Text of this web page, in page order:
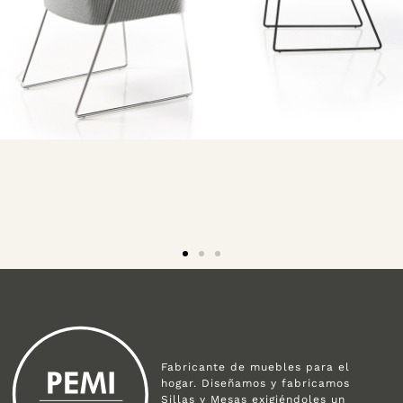
Fabricante de muebles para el
hogar. Diseñamos y fabricamos
Sillas y Mesas exigiéndoles un